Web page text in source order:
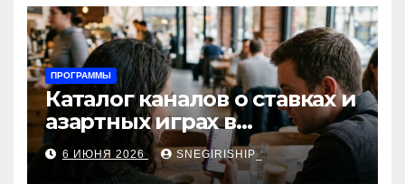
ПРОГРАММЫ
Каталог каналов о ставках и
азартных играх в
мессенджерах
6 ИЮНЯ 2026 SNEGIRISHIP_